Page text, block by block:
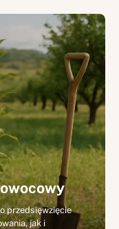
przedsięwzięcie
jak i